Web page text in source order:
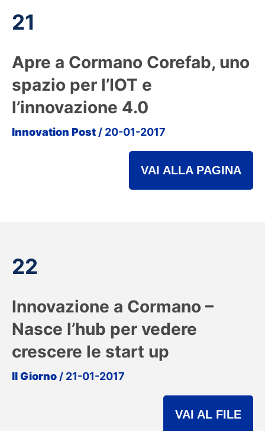
21
Apre a Cormano Corefab, uno
spazio per l’IOT e
l’innovazione 4.0
Innovation Post / 20-01-2017
VAI ALLA PAGINA
22
Innovazione a Cormano –
Nasce l’hub per vedere
crescere le start up
Il Giorno / 21-01-2017
VAI AL FILE